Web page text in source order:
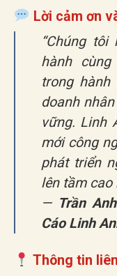
Lời cảm ơn
“Chúng
hành cùng
trong hành
doanh
vững. Linh
mới công
phát triển
lên tầm cao
— Trần
Cáo Linh
Thông tin